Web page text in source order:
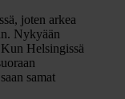
joten arkea
Nykyään
Helsingissä
samat